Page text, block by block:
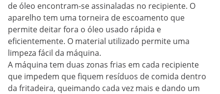
de óleo encontram-se assinaladas no recipiente. O
aparelho tem uma torneira de escoamento que
permite deitar fora o óleo usado rápida e
eficientemente. O material utilizado permite uma
limpeza fácil da máquina.
A máquina tem duas zonas frias em cada recipiente
que impedem que fiquem resíduos de comida dentro
da fritadeira, queimando cada vez mais e dando um